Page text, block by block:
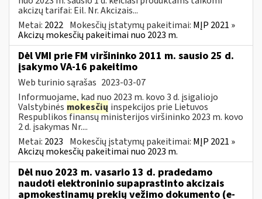
akcizų tarifai: Eil. Nr. Akcizais...
Metai: 2022 Mokesčių įstatymų pakeitimai: MĮP 2021 »
Akcizų mokesčių pakeitimai nuo 2023 m.
Dėl VMI prie FM viršininko 2011 m. sausio 25 d.
įsakymo VA-16 pakeitimo
Web turinio sąrašas 2023-03-07
Informuojame, kad nuo 2023 m. kovo 3 d. įsigaliojo
Valstybinės mokesčių inspekcijos prie Lietuvos
Respublikos finansų ministerijos viršininko 2023 m. kovo
2 d. įsakymas Nr....
Metai: 2023 Mokesčių įstatymų pakeitimai: MĮP 2021 »
Akcizų mokesčių pakeitimai nuo 2023 m.
Dėl nuo 2023 m. vasario 13 d. pradedamo
naudoti elektroninio supaprastinto akcizais
apmokestinamų prekių vežimo dokumento (e-